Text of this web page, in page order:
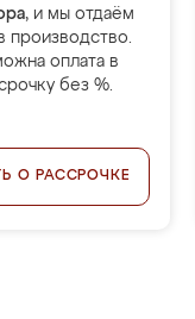
, и мы отдаём
производство.
оплата в
без %.
О РАССРОЧКЕ